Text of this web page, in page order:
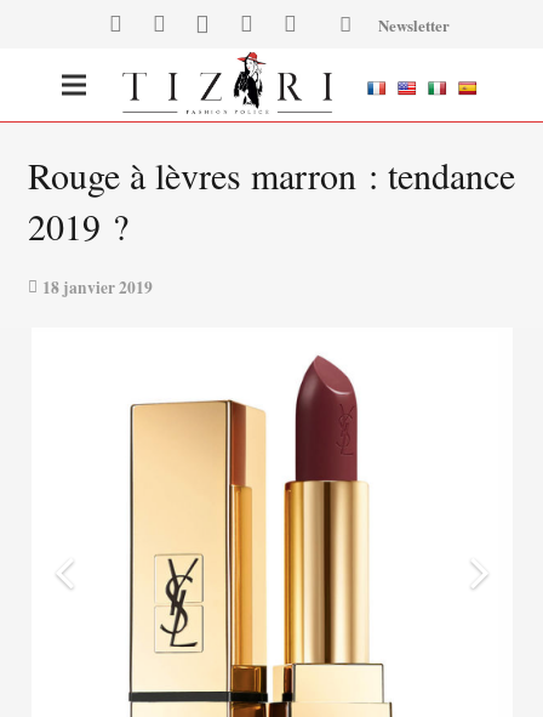
Newsletter
Rouge à lèvres marron : tendance
2019 ?
18 janvier 2019